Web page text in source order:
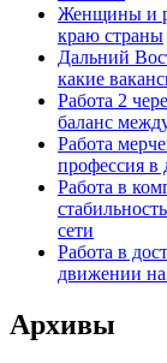
Женщины и
краю страны
Дальний
какие
Работа 2
баланс
Работа
профессия в
Работа в
сети
Работа в
движении на
Архивы